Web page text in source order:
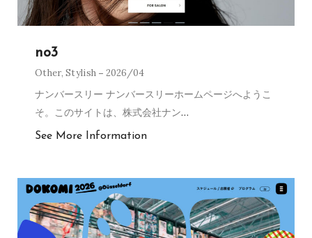
no3
Other,Stylish 2026/04
ナンバースリー ナンバースリーホームページへようこ
そ。このサイトは、株式会社ナン…
See More Information